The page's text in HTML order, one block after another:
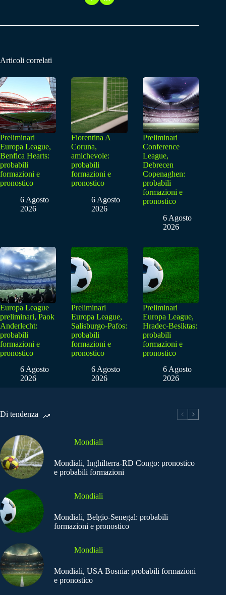
Articoli correlati
Preliminari
Europa League,
Benfica Hearts:
probabili
formazioni e
pronostico
6 Agosto
2026
Fiorentina A
Coruna,
amichevole:
probabili
formazioni e
pronostico
6 Agosto
2026
Preliminari
Conference
League,
Debrecen
Copenaghen:
probabili
formazioni e
pronostico
6 Agosto
2026
Europa League
preliminari, Paok
Anderlecht:
probabili
formazioni e
pronostico
6 Agosto
2026
Preliminari
Europa League,
Salisburgo-Pafos:
probabili
formazioni e
pronostico
6 Agosto
2026
Preliminari
Europa League,
Hradec-Besiktas:
probabili
formazioni e
pronostico
6 Agosto
2026
Di tendenza
Mondiali
Mondiali, Inghilterra-RD Congo: pronostico
e probabili formazioni
Mondiali
Mondiali, Belgio-Senegal: probabili
formazioni e pronostico
Mondiali
Mondiali, USA Bosnia: probabili formazioni
e pronostico